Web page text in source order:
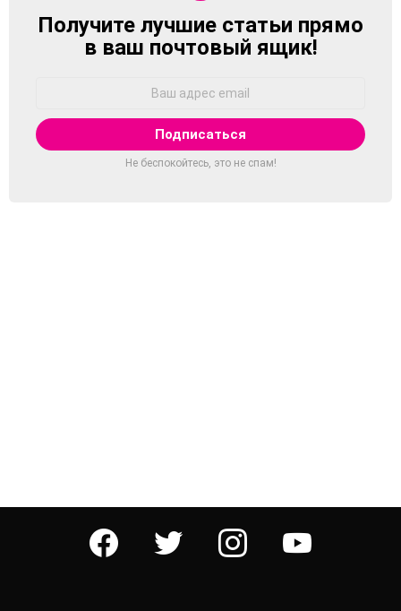
NEWSLETTER
Получите лучшие статьи прямо
в ваш почтовый ящик!
Не беспокойтесь, это не спам!
facebook twitter instagram